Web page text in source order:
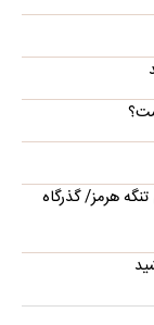
هرمز/ گذرگاه